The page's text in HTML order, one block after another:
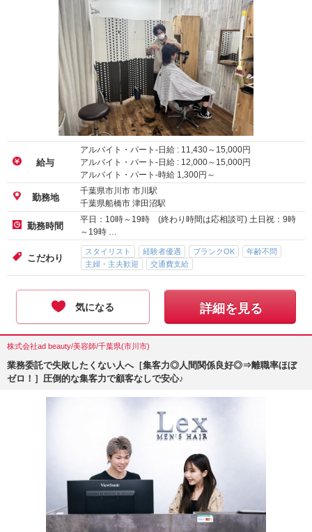
給与
アルバイト・パート-日給 : 11,430～ 15,000円
アルバイト・パート-日給 : 12,000～ 15,000円
アルバイト・パート-時給 1,300円～
勤務地
千葉県市川市 市川駅
千葉県船橋市 津田沼駅
勤務時間
平日：10時～19時 (終わり時間は応相談可) 土日祝：9時
～19時 …
こだわり
スタイリスト 経験者優遇 ブランクOK
年齢不問
主婦・主夫歓迎
交通費支給
気になる 詳細を見る
株式会社ad beauty/美容師/千葉県(市川市)
業務委託で失敗したくない人へ［集客力◎人間関係良好◎⇒離職率ほぼ
ゼロ！］圧倒的な集客力で顧客なしで安心♪